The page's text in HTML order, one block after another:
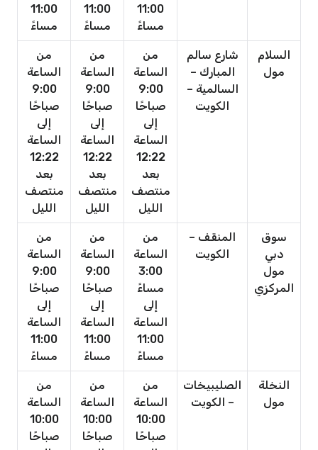
11:00
مساءً
11:00
مساءً
11:00
مساءً
السلام
مول
شارع سالم
المبارك –
السالمية –
الكويت
من
الساعة
9:00
صباحًا
إلى
الساعة
12:22
بعد
منتصف
الليل
من
الساعة
9:00
صباحًا
إلى
الساعة
12:22
بعد
منتصف
الليل
من
الساعة
9:00
صباحًا
إلى
الساعة
12:22
بعد
منتصف
الليل
سوق
دبي
مول
المركزي
المنقف –
الكويت
من
الساعة
3:00
مساءً
إلى
الساعة
11:00
مساءً
من
الساعة
9:00
صباحًا
إلى
الساعة
11:00
مساءً
من
الساعة
9:00
صباحًا
إلى
الساعة
11:00
مساءً
النخلة
مول
الصليبيخات
– الكويت
من
الساعة
10:00
صباحًا
من
الساعة
10:00
صباحًا
من
الساعة
10:00
صباحًا